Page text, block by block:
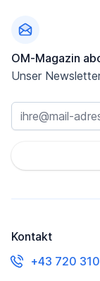
OM-Magazin
Unser
Kontakt
+43 720